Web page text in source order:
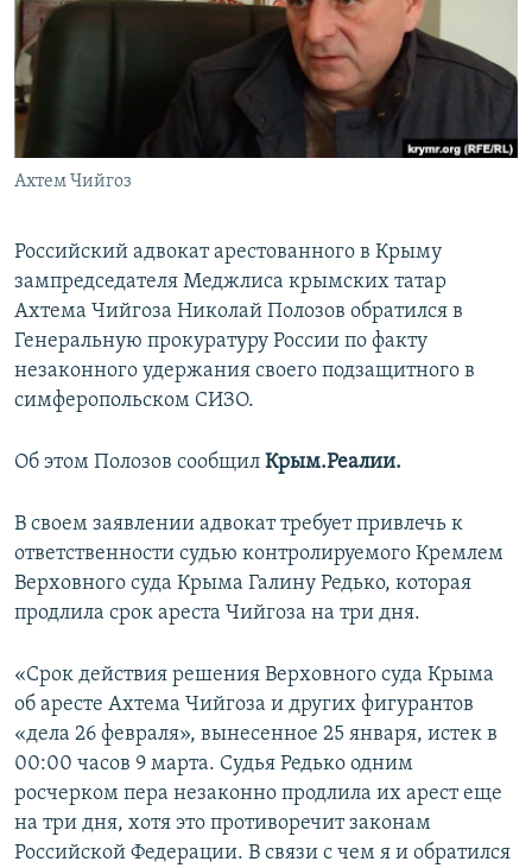
ПОБЕДИТЕЛЕЙ НЕ СУДЯТ?
КРЫМ.НЕПОКОРЕННЫЙ
УКРАИНСКАЯ ПРОБЛЕМА КРЫМА
ПРИСОЕДИНЯЙТЕСЬ!
Все сайты RFE/RL
Ахтем Чийгоз
Российский адвокат арестованного в Крыму
зампредседателя Меджлиса крымских татар
Ахтема Чийгоза Николай Полозов обратился в
Генеральную прокуратуру России по факту
незаконного удержания своего подзащитного в
симферопольском СИЗО.
Об этом Полозов сообщил Крым.Реалии.
В своем заявлении адвокат требует привлечь к
ответственности судью контролируемого Кремлем
Верховного суда Крыма Галину Редько, которая
продлила срок ареста Чийгоза на три дня.
«Срок действия решения Верховного суда Крыма
об аресте Ахтема Чийгоза и других фигурантов
«дела 26 февраля», вынесенное 25 января, истек в
00:00 часов 9 марта. Судья Редько одним
росчерком пера незаконно продлила их арест еще
на три дня, хотя это противоречит законам
Российской Федерации. В связи с чем я и обратился